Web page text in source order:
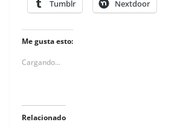
Tumblr Nextdoor
Me gusta esto:
Cargando...
Relacionado